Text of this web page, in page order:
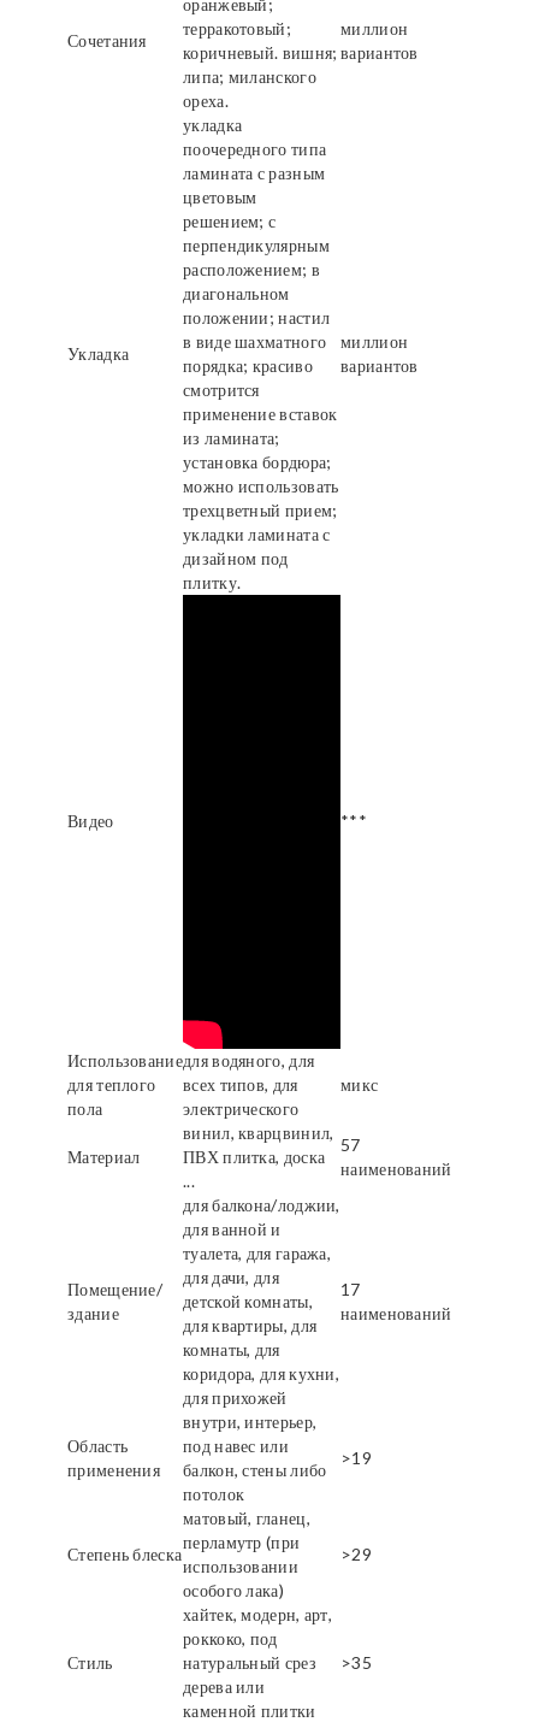
Сочетания
оранжевый;
терракотовый;
коричневый. вишня;
липа; миланского
ореха.
миллион
вариантов
Укладка
укладка
поочередного типа
ламината с разным
цветовым
решением; с
перпендикулярным
расположением; в
диагональном
положении; настил
в виде шахматного
порядка; красиво
смотрится
применение вставок
из ламината;
установка бордюра;
можно использовать
трехцветный прием;
укладки ламината с
дизайном под
плитку.
миллион
вариантов
Видео ***
Использование
для теплого
пола
для водяного, для
всех типов, для
электрического
микс
Материал
винил, кварцвинил,
ПВХ плитка, доска
...
57
наименований
Помещение/
здание
для балкона/лоджии,
для ванной и
туалета, для гаража,
для дачи, для
детской комнаты,
для квартиры, для
комнаты, для
коридора, для кухни,
для прихожей
17
наименований
Область
применения
внутри, интерьер,
под навес или
балкон, стены либо
потолок
>19
Степень блеска
матовый, гланец,
перламутр (при
использовании
особого лака)
>29
Стиль
хайтек, модерн, арт,
роккоко, под
натуральный срез
дерева или
каменной плитки
>35